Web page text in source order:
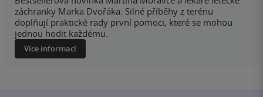
záchranky Marka Dvořáka. Silné příběhy z terénu
doplňují praktické rady první pomoci, které se mohou
jednou hodit každému.
Více informací